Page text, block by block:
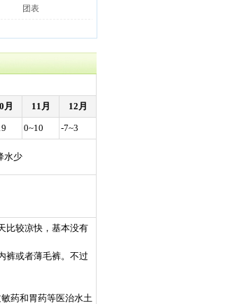
团表
月 11月 12月
0~10 -7~3
水少
比较凉快，基本没有
裤或者薄毛裤。不过
药和胃药等医治水土